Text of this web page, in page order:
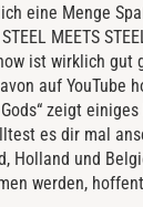
eine Menge
MEETS
ist wirklich gut
auf YouTube
zeigt
es dir mal
Holland und
werden,